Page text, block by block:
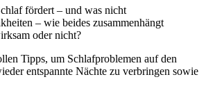
fördert – und was nicht
– wie beides zusammenhängt
oder nicht?
Tipps, um Schlafproblemen auf den
entspannte Nächte zu verbringen sowie